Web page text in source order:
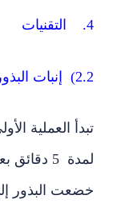
العملية الأولى
البذور إلى